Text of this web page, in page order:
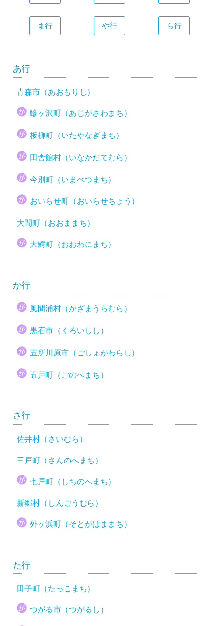
ま行 や行 ら行
あ行
青森市（あおもりし）
鰺ヶ沢町（あじがさわまち）
板柳町（いたやなぎまち）
田舎館村（いなかだてむら）
今別町（いまべつまち）
おいらせ町（おいらせちょう）
大間町（おおままち）
大鰐町（おおわにまち）
か行
風間浦村（かざまうらむら）
黒石市（くろいしし）
五所川原市（ごしょがわらし）
五戸町（ごのへまち）
さ行
佐井村（さいむら）
三戸町（さんのへまち）
七戸町（しちのへまち）
新郷村（しんごうむら）
外ヶ浜町（そとがはままち）
た行
田子町（たっこまち）
つがる市（つがるし）